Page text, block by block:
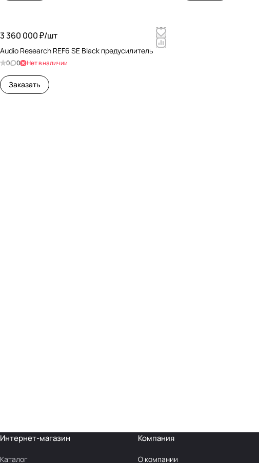
3 360 000 ₽/шт
Audio Research REF6 SE Black предусилитель
0 0 Нет в наличии
Заказать
Интернет-магазин
Каталог
Компания
О компании